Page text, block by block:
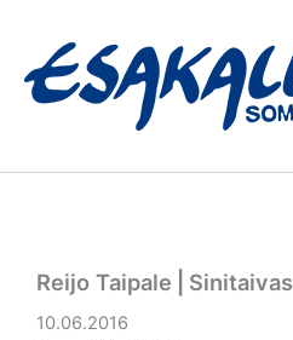
sisältöön
Reijo Taipale⎪Sinitaivas
10.06.2016